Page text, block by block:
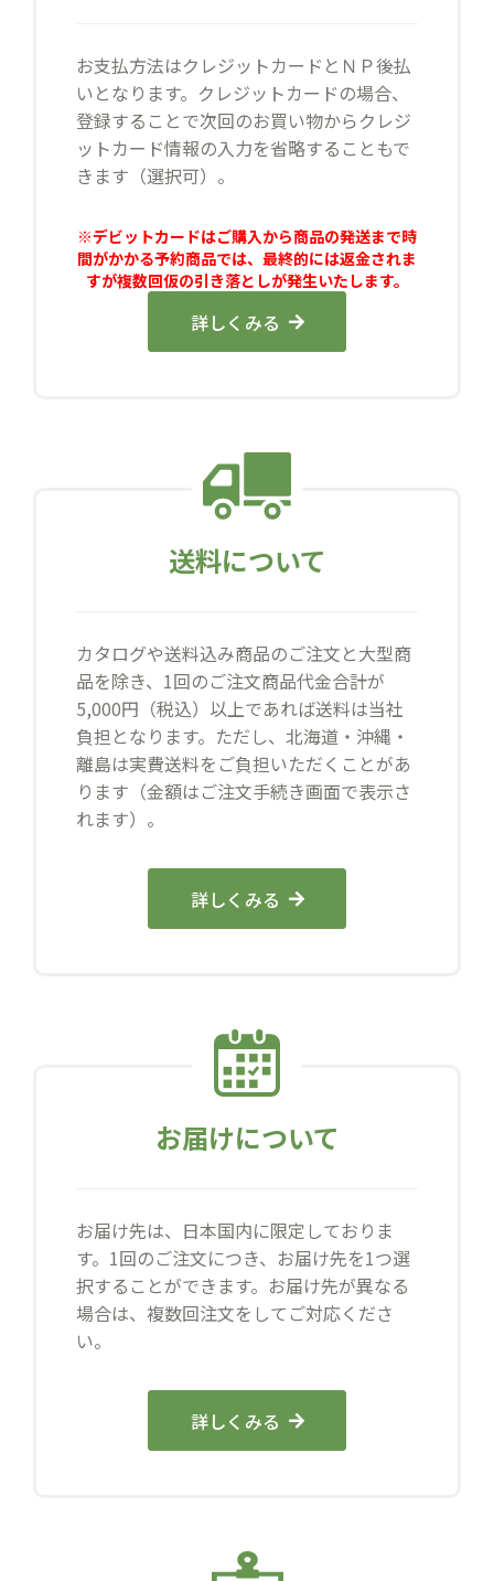
お支払方法はクレジットカードとＮＰ後払
いとなります。クレジットカードの場合、
登録することで次回のお買い物からクレジ
ットカード情報の入力を省略することもで
きます（選択可）。
※デビットカードはご購入から商品の発送まで時
間がかかる予約商品では、最終的には返金されま
すが複数回仮の引き落としが発生いたします。
詳しくみる
送料について
カタログや送料込み商品のご注文と大型商
品を除き、1回のご注文商品代金合計が
5,000円（税込）以上であれば送料は当社
負担となります。ただし、北海道・沖縄・
離島は実費送料をご負担いただくことがあ
ります（金額はご注文手続き画面で表示さ
れます）。
詳しくみる
お届けについて
お届け先は、日本国内に限定しておりま
す。1回のご注文につき、お届け先を1つ選
択することができます。お届け先が異なる
場合は、複数回注文をしてご対応くださ
い。
詳しくみる